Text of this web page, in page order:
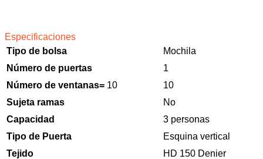
Especificaciones
Tipo de bolsa
Mochila
Número de puertas
1
Número de ventanas= 10
10
Sujeta ramas
No
Capacidad
3 personas
Tipo de Puerta
Esquina vertical
Tejido
HD 150 Denier